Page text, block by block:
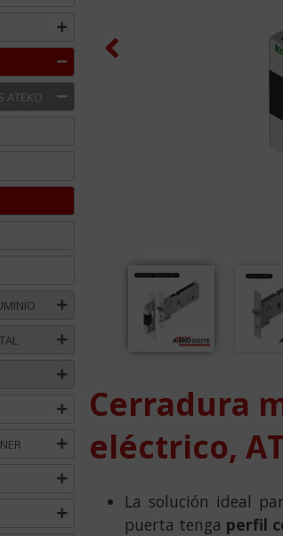
ATEKO
Cerradura
eléctrico,
La solución ideal
puerta tenga perfil